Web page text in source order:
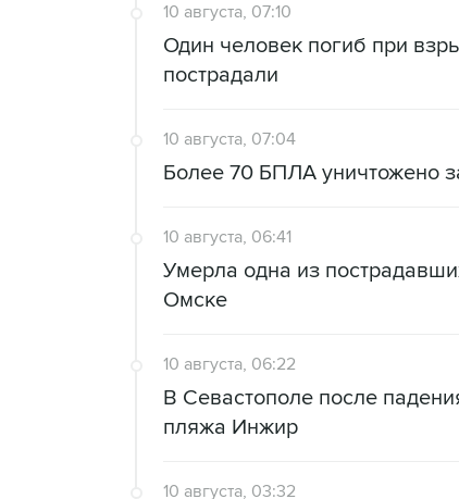
10 августа, 07:10
Один человек погиб при
пострадали
10 августа, 07:04
Более 70 БПЛА уничтожено
10 августа, 06:41
Умерла одна из
Омске
10 августа, 06:22
В Севастополе после
пляжа Инжир
10 августа, 03:32